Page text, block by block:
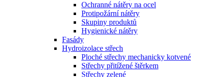
Ochranné nátěry na ocel
Protipožární nátěry
Skupiny produktů
Hygienické nátěry
Fasády
Hydroizolace střech
Ploché střechy mechanicky kotvené
Střechy přitížené štěrkem
Střechy zelené